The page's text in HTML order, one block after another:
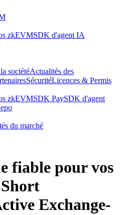
zkEVMSDK d'agent IA
sociétéActualités des
SécuritéLicences & Permis
zkEVMSDK PaySDK d'agent
du marché
fiable pour vos
Exchange-